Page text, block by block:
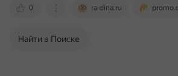
0 ra-dina.ru
Найти в Поиске